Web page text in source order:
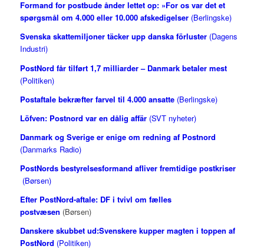
Formand for postbude ånder lettet op: »For os var det et
spørgsmål om 4.000 eller 10.000 afskedigelser (Berlingske)
Svenska skattemiljoner täcker upp danska förluster(Dagens
Industri)
PostNord får tilført 1,7 milliarder – Danmark betaler mest
(Politiken)
Postaftale bekræfter farvel til 4.000 ansatte (Berlingske)
Löfven: Postnord var en dålig affär (SVT nyheter)
Danmark og Sverige er enige om redning af Postnord
(Danmarks Radio)
PostNords bestyrelsesformand afliver fremtidige postkriser
(Børsen)
Efter PostNord-aftale: DF i tvivl om fælles
postvæsen (Børsen)
Danskere skubbet ud:Svenskere kupper magten i toppen af
PostNord (Politiken)